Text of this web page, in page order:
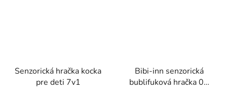
Senzorická hračka kocka
pre deti 7v1
Bibi-inn senzorická
bublifuková hračka 0+